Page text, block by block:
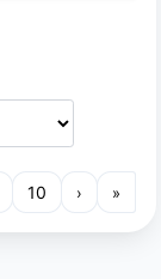
10 › »